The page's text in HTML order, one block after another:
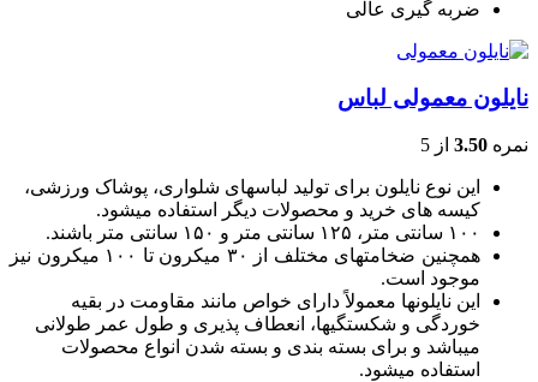
ضربه گیری عالی
نایلون معمولی لباس
نمره 3.50 از 5
این نوع نایلون برای تولید لباسهای شلواری، پوشاک ورزشی،
کیسه های خرید و محصولات دیگر استفاده میشود.
۱۰۰ سانتی متر، ۱۲۵ سانتی متر و ۱۵۰ سانتی متر باشند.
همچنین ضخامتهای مختلف از ۳۰ میکرون تا ۱۰۰ میکرون نیز
موجود است.
این نایلونها معمولاً دارای خواص مانند مقاومت در بقیه
خوردگی و شکستگیها، انعطاف پذیری و طول عمر طولانی
میباشد و برای بسته بندی و بسته شدن انواع محصولات
استفاده میشود.